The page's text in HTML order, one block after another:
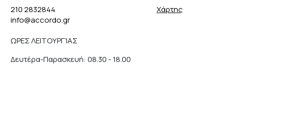
210 2832844
info@accordo.gr
ΩΡΕΣ ΛΕΙΤΟΥΡΓΊΑΣ
Δευτέρα-Παρασκευή: 08.30 - 18.00
Χάρτης